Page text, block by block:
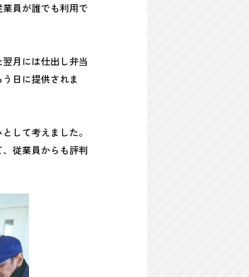
員が誰でも利用で
月には仕出し弁当
日に提供されま
して考えました。
従業員からも評判